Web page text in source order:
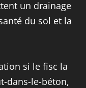
un drainage
du sol et la
si le fisc la
dans-le-béton,